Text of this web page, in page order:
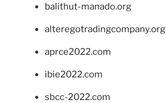
balithut-manado.org
alteregotradingcompany.org
aprce2022.com
ibie2022.com
sbcc-2022.com